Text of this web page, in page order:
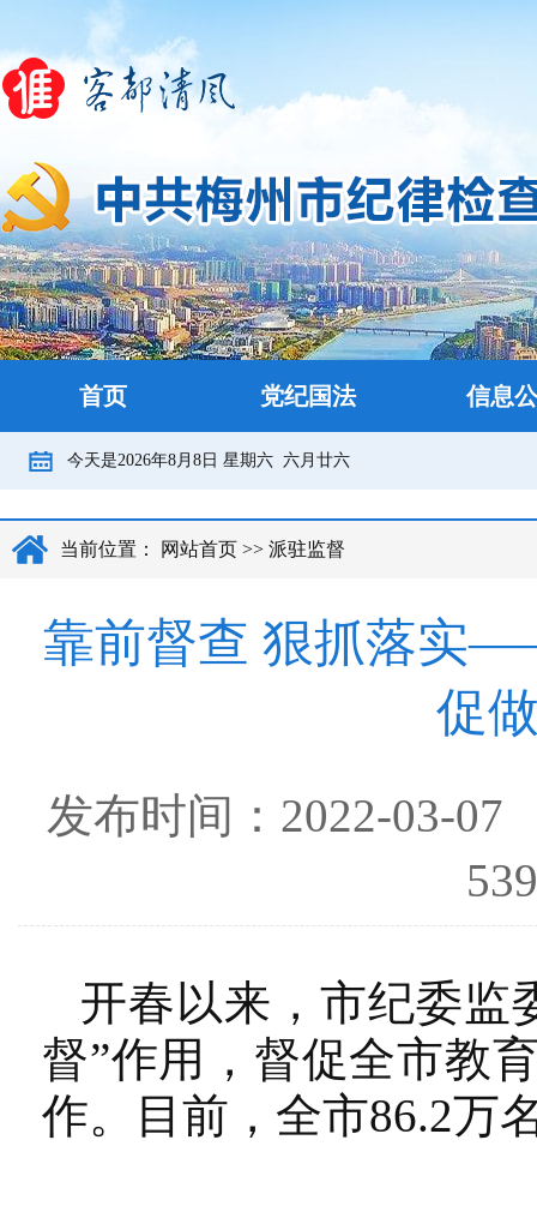
首页 党纪国法 信息
今天是2026年8月8日 星期六 六月廿六
当前位置： 网站首页 >> 派驻监督
靠前督查 狠抓落实
促
发布时间： 2022-03-07
开春以来，市纪委监
督”作用，督促全市教
作。目前，全市86.2万